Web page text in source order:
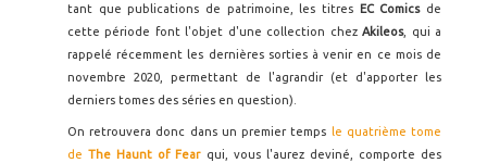
tant que publications de patrimoine, les titres
EC Comics de
cette période font l'objet d'une collection chezAkileos, qui a
rappelé récemment les dernières sorties à venir en ce mois de
novembre 2020, permettant de l'agrandir (et d'apporter les
derniers tomes des séries en question).
On retrouvera donc dans un premier temps
le quatrième tome
deThe Haunt of Fearqui, vous l'aurez deviné, comporte des